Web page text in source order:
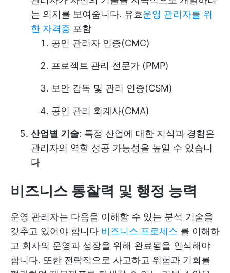
는 의지를 보여줍니다. 유효운영 관리자를 위
한 자격증 포함
공인 관리자 인증(CMC)
프로젝트 관리 전문가 (PMP)
보안 감독 및 관리 인증(CSM)
공인 관리 회계사(CMA)
산업별 기술: 특정 산업에 대한 지식과 경험은
관리자의 역할 성공 가능성을 높일 수 있습니
다
비즈니스 통찰력 및 행정 능력
운영 관리자는 다음을 이해할 수 있는 분석 기술을
갖추고 있어야 합니다 비즈니스 프로세스 를 이해하
고 회사의 운영과 성장을 위해 완료됨을 인식해야
합니다. 또한 전략적으로 사고하고 위험과 기회를